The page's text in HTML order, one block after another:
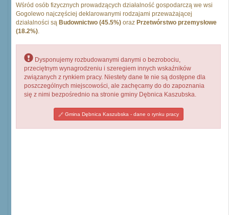
Wśród osób fizycznych prowadzących działalność gospodarczą we wsi
Gogolewo najczęściej deklarowanymi rodzajami przeważającej
działalności są Budownictwo (45.5%) oraz Przetwórstwo przemysłowe
(18.2%).
Dysponujemy rozbudowanymi danymi o bezrobociu,
przeciętnym wynagrodzeniu i szeregiem innych wskaźników
związanych z rynkiem pracy. Niestety dane te nie są dostępne dla
poszczególnych miejscowości, ale zachęcamy do do zapoznania
się z nimi bezpośrednio na stronie gminy Dębnica Kaszubska.
Gmina Dębnica Kaszubska - dane o rynku pracy